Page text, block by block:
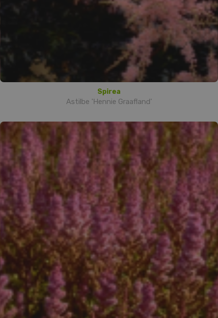
Spirea
Astilbe 'Hennie Graafland'